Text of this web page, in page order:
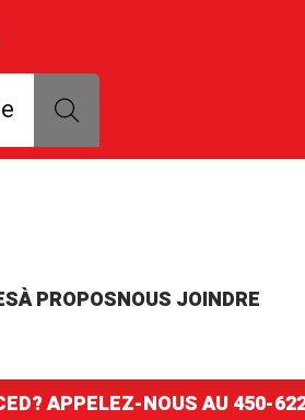
modèle ou numéro de
À PROPOSNOUS JOINDRE
APPELEZ-NOUS AU450-